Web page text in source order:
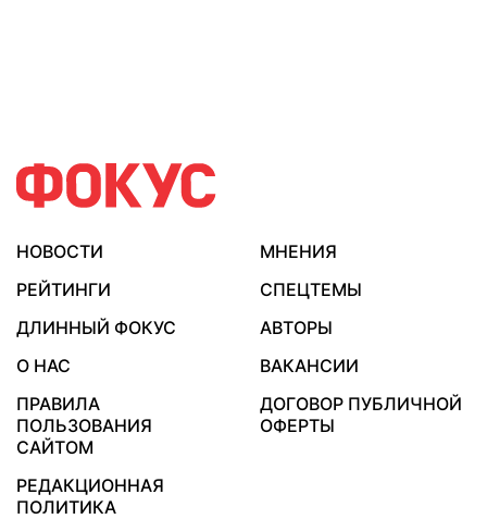
НОВОСТИ
МНЕНИЯ
РЕЙТИНГИ
СПЕЦТЕМЫ
ДЛИННЫЙ ФОКУС
АВТОРЫ
О НАС
ВАКАНСИИ
ПРАВИЛА
ПОЛЬЗОВАНИЯ
САЙТОМ
ДОГОВОР ПУБЛИЧНОЙ
ОФЕРТЫ
РЕДАКЦИОННАЯ
ПОЛИТИКА